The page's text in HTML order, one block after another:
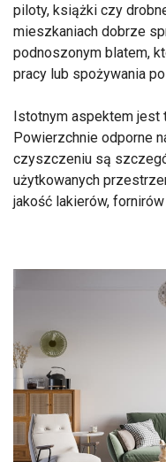
piloty, książki czy
mieszkaniach dobrze
podnoszonym blatem,
pracy lub spożywania
Istotnym aspektem jest
Powierzchnie odporne
czyszczeniu są
użytkowanych
jakość lakierów,